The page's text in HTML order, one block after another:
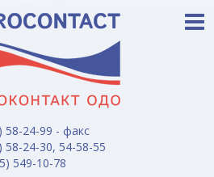
58-24-99 - факс
58-24-30, 54-58-55
549-10-78